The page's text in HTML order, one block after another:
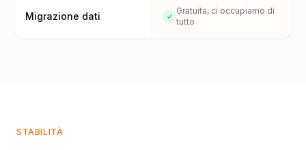
Migrazione dati
Gratuita, ci occupiamo di
tutto
STABILITÀ